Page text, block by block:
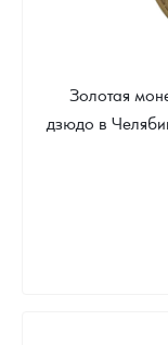
Золотая
дзюдо в